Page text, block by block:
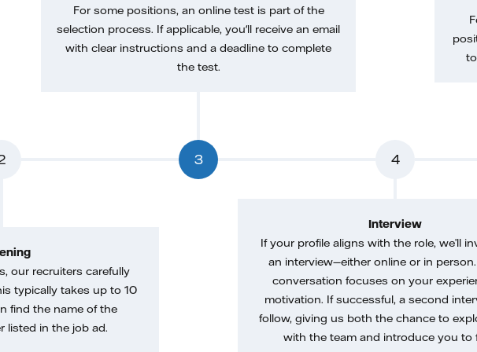
our recruiters carefully
typically takes up to 10
find the name of the
listed in the job ad.
3
For some positions, an online test is part of the
selection process. If applicable, you'll receive an email
with clear instructions and a deadline to complete
the test.
4
Interview
If your profile aligns with the role, we’ll
an interview—either online or in
conversation focuses on your
motivation. If successful, a second
follow, giving us both the chance to
with the team and introduce you to